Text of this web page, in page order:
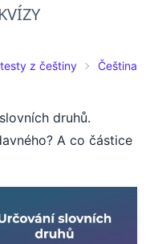
z češtiny Čeština
druhů.
A co částice